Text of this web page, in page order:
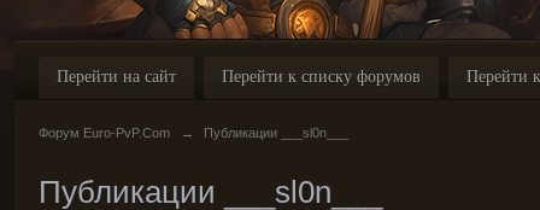
Перейти на сайт Перейти к списку форумов Перейти
Форум Euro-PvP.Com → Публикации ___sl0n___
Публикации ___sl0n___